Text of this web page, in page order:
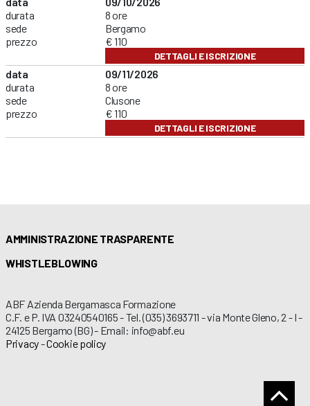
durata
sede
prezzo
8 ore
Bergamo
€ 110
DETTAGLI E ISCRIZIONE
data
durata
sede
prezzo
09/11/2026
8 ore
Clusone
€ 110
DETTAGLI E ISCRIZIONE
AMMINISTRAZIONE TRASPARENTE
WHISTLEBLOWING
ABF Azienda Bergamasca Formazione
C.F. e P. IVA 03240540165 - Tel. (035) 3693711 - via Monte Gleno, 2 - I -
24125 Bergamo (BG) - Email: info@abf.eu
Privacy-Cookie policy